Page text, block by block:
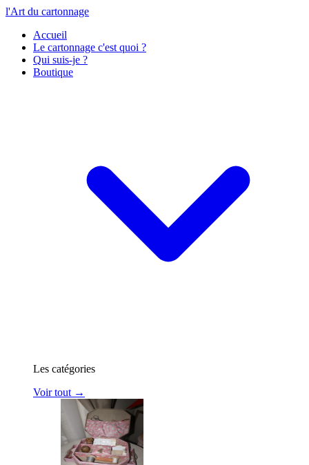
l'Art du cartonnage
Accueil
Le cartonnage c'est quoi ?
Qui suis-je ?
Boutique
Les catégories
Voir tout →